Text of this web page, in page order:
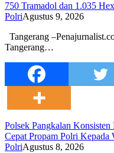
750 Tramadol dan 1.035
PolriAgustus 9, 2026
Tangerang
Tangerang…
Polsek Pangkalan Konsisten
Cepat Propam Polri
PolriAgustus 8, 2026